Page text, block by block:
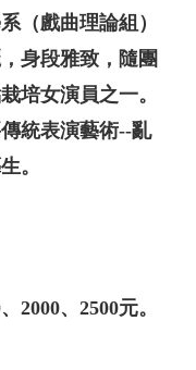
（戲曲理論組）
身段雅致，隨團
培女演員之一。
統表演藝術--亂
。
2000、2500元。